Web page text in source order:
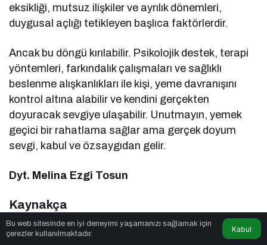
eksikliği, mutsuz ilişkiler ve ayrılık dönemleri,
duygusal açlığı tetikleyen başlıca faktörlerdir.
Ancak bu döngü kırılabilir. Psikolojik destek, terapi
yöntemleri, farkındalık çalışmaları ve sağlıklı
beslenme alışkanlıkları ile kişi, yeme davranışını
kontrol altına alabilir ve kendini gerçekten
doyuracak sevgiye ulaşabilir. Unutmayın, yemek
geçici bir rahatlama sağlar ama gerçek doyum
sevgi, kabul ve özsaygıdan gelir.
Dyt. Melina Ezgi Tosun
Kaynakça
Macht, M. (2008). How emotions affect eating:
Bu web sitesinde en iyi deneyimi yaşamanızı sağlamak için
çerezler kullanılmaktadır.
Kabul